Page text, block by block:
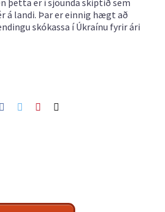
þetta er í sjöunda skiptið sem
á landi. Þar er einnig hægt að
skókassa í Úkraínu fyrir ári
Facebook
TwitterPinterest